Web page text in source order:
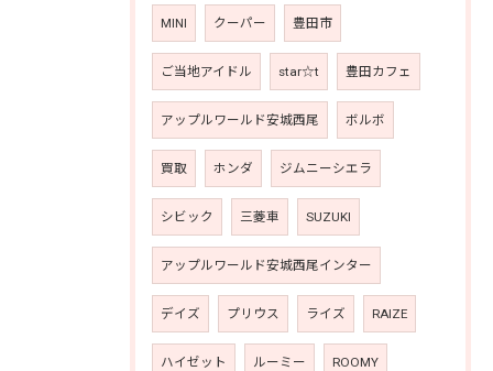
MINI クーパー 豊田市
ご当地アイドル star☆t 豊田カフェ
アップルワールド安城西尾 ボルボ
買取 ホンダ ジムニーシエラ
シビック 三菱車 SUZUKI
アップルワールド安城西尾インター
デイズ プリウス ライズ RAIZE
ハイゼット ルーミー ROOMY